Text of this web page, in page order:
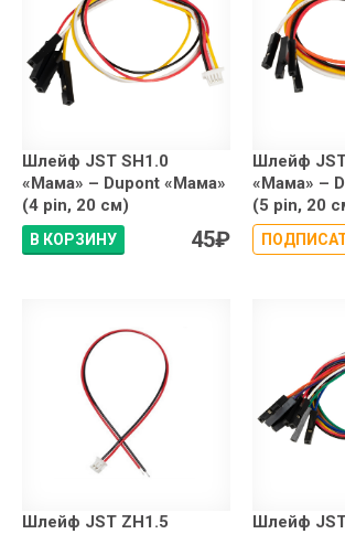
Шлейф JST SH1.0
«Мама» – Dupont «Мама»
(4 pin, 20 см)
В КОРЗИНУ 45₽
Шлейф
«Мама» –
(5 pin, 20
Шлейф JST ZH1.5
Шлейф